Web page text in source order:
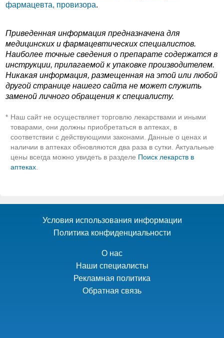
фармацевта, провизора.
Приведенная информация предназначена для
медицинских и фармацевтических специалистов.
Наиболее точные сведения о препарате содержатся в
инструкции, прилагаемой к упаковке производителем.
Никакая информация, размещенная на этой или любой
другой странице нашего сайта не может служить
заменой личного обращения к специалисту.
* Наш сайт не осуществляет торговлю лекарствами и иными
товарами, они должны приобретаться в аптеках, в
соответствии с действующими законами. Данные о ценах и
наличии в аптеках обновляются два раза в сутки. Актуальные
цены всегда можно увидеть в разделе Поиск лекарств в
аптеках
Условия использования информации
Политика конфиденциальности
О нас
Наши специалисты
Рекламная политика
Обратная связь